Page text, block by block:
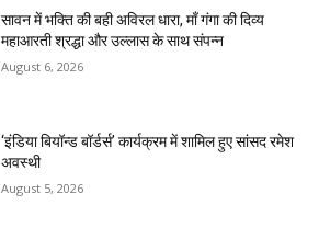
सावन में भक्ति की बही अविरल धारा, माँ गंगा की दिव्य
महाआरती श्रद्धा और उल्लास के साथ संपन्न
August 6, 2026
‘इंडिया बियॉन्ड बॉर्डर्स’ कार्यक्रम में शामिल हुए सांसद रमेश
अवस्थी
August 5, 2026